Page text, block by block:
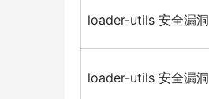
loader-utils 安全漏洞
loader-utils 安全漏洞